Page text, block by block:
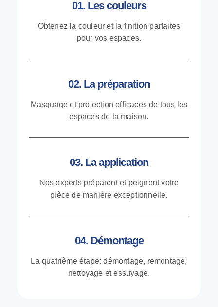
01. Les couleurs
Obtenez la couleur et la finition parfaites
pour vos espaces.
02. La préparation
Masquage et protection efficaces de tous les
espaces de la maison.
03. La application
Nos experts préparent et peignent votre
pièce de manière exceptionnelle.
04. Démontage
La quatrième étape: démontage, remontage,
nettoyage et essuyage.